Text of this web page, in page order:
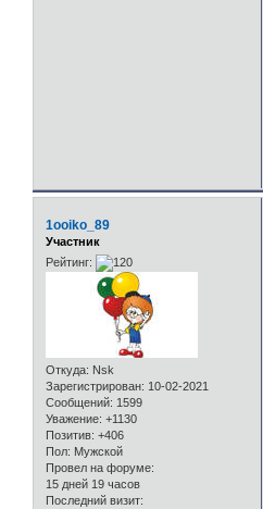
1ooiko_89
Участник
Рейтинг:
Откуда: Nsk
Зарегистрирован: 10-02-2021
Сообщений: 1599
Уважение: +1130
Позитив: +406
Пол: Мужской
Провел на форуме:
15 дней 19 часов
Последний визит: